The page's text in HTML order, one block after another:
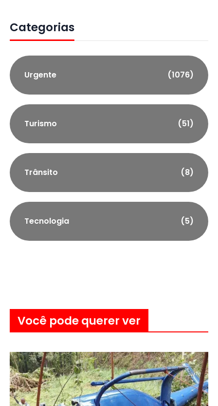
Categorias
Urgente (1076)
Turismo (51)
Trânsito (8)
Tecnologia (5)
Você pode querer ver